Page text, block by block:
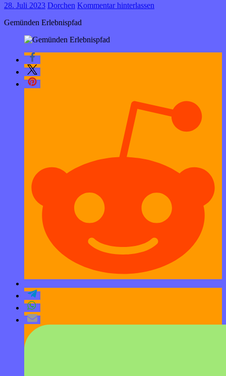
28. Juli 2023 Dorchen Kommentar hinterlassen
Gemünden Erlebnispfad